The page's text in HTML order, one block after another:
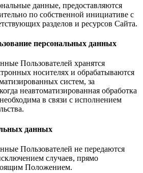
данные, предоставляются
по собственной инициативе с
разделов и ресурсов Сайта.
персональных данных
Пользователей хранятся
носителях и обрабатываются
систем, за
неавтоматизированная обработка
в связи с исполнением
данных
Пользователей не передаются
случаев, прямо
Положением.